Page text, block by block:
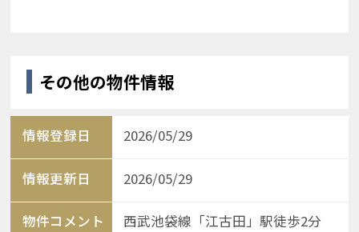
その他の物件情報
情報登録日 2026/05/29
情報更新日 2026/05/29
物件コメント
西武池袋線「江古田」駅徒歩2分